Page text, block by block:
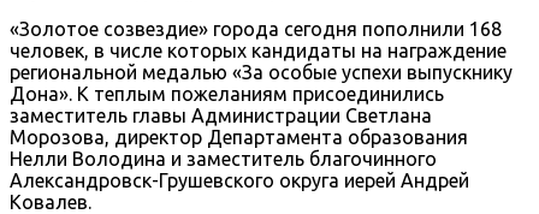
«Золотое созвездие» города сегодня пополнили 168
человек, в числе которых кандидаты на награждение
региональной медалью «За особые успехи выпускнику
Дона». К теплым пожеланиям присоединились
заместитель главы Администрации Светлана
Морозова, директор Департамента образования
Нелли Володина и заместитель благочинного
Александровск-Грушевского округа иерей Андрей
Ковалев.